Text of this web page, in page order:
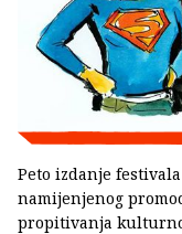
Peto izdanje
namijenjenog
propitivanja